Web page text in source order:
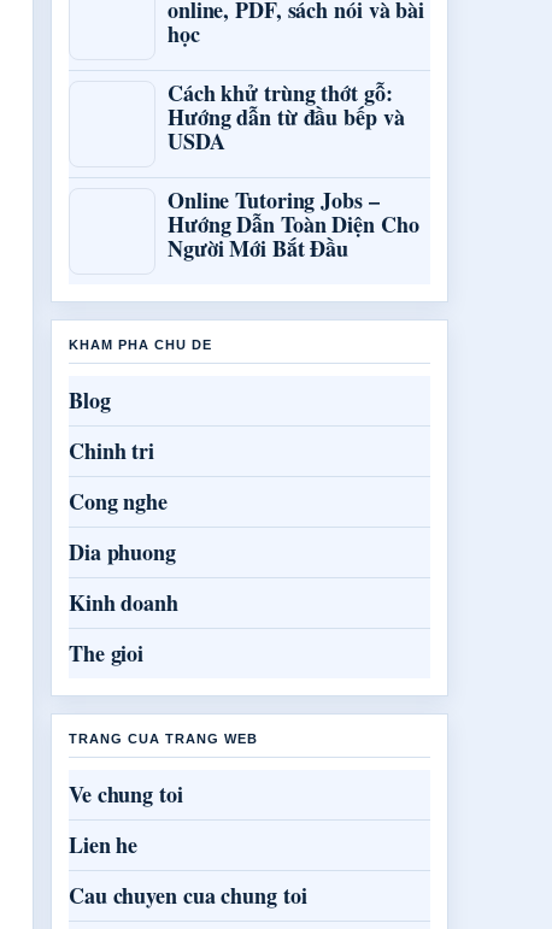
online, PDF, sách nói và bài
học
Cách khử trùng thớt gỗ:
Hướng dẫn từ đầu bếp và
USDA
Online Tutoring Jobs –
Hướng Dẫn Toàn Diện Cho
Người Mới Bắt Đầu
KHAM PHA CHU DE
Blog
Chinh tri
Cong nghe
Dia phuong
Kinh doanh
The gioi
TRANG CUA TRANG WEB
Ve chung toi
Lien he
Cau chuyen cua chung toi